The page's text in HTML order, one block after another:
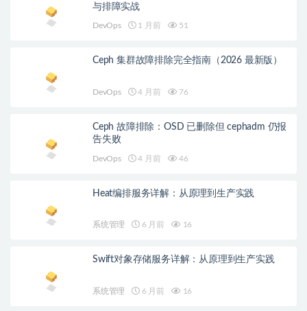
与排障实战
DevOps 1 月前 51
Ceph 集群故障排除完全指南（2026 最新版）
DevOps 4 月前 76
Ceph 故障排除：OSD 已删除但 cephadm 仍报
告失败
DevOps 4 月前 46
Heat编排服务详解：从原理到生产实践
系统管理 6 月前 16
Swift对象存储服务详解：从原理到生产实践
系统管理 6 月前 16